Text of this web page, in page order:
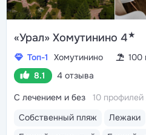
«Урал» Хомутинино 4★
Топ-1 Хомутинино
100
8.1
4 отзыва
Собственный пляж Лежаки
С лечением и без 10 профилей